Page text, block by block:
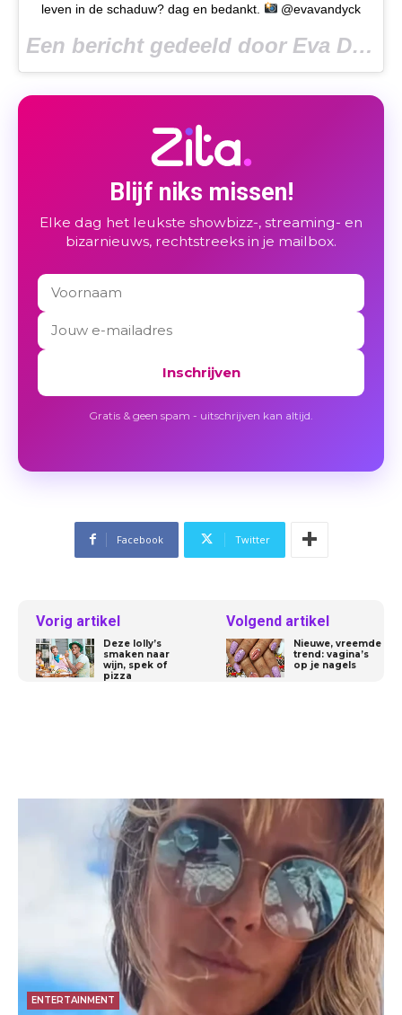
leven in de schaduw? dag en bedankt.
@evavandyck
Een bericht gedeeld door Eva Daeleman (@evadaeleman) op
Blijf niks missen!
Elke dag het leukste showbizz-, streaming- en
bizarnieuws, rechtstreeks in je mailbox.
Inschrijven
Gratis & geen spam - uitschrijven kan altijd.
Facebook Twitter
Vorig artikel
Deze lolly’s
smaken naar
wijn, spek of
pizza
Volgend artikel
Nieuwe, vreemde
trend: vagina’s
op je nagels
ENTERTAINMENT